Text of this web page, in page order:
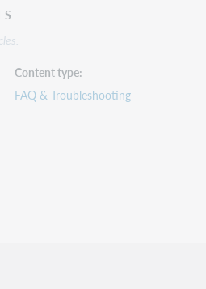
Content type
FAQ & Troubleshooting